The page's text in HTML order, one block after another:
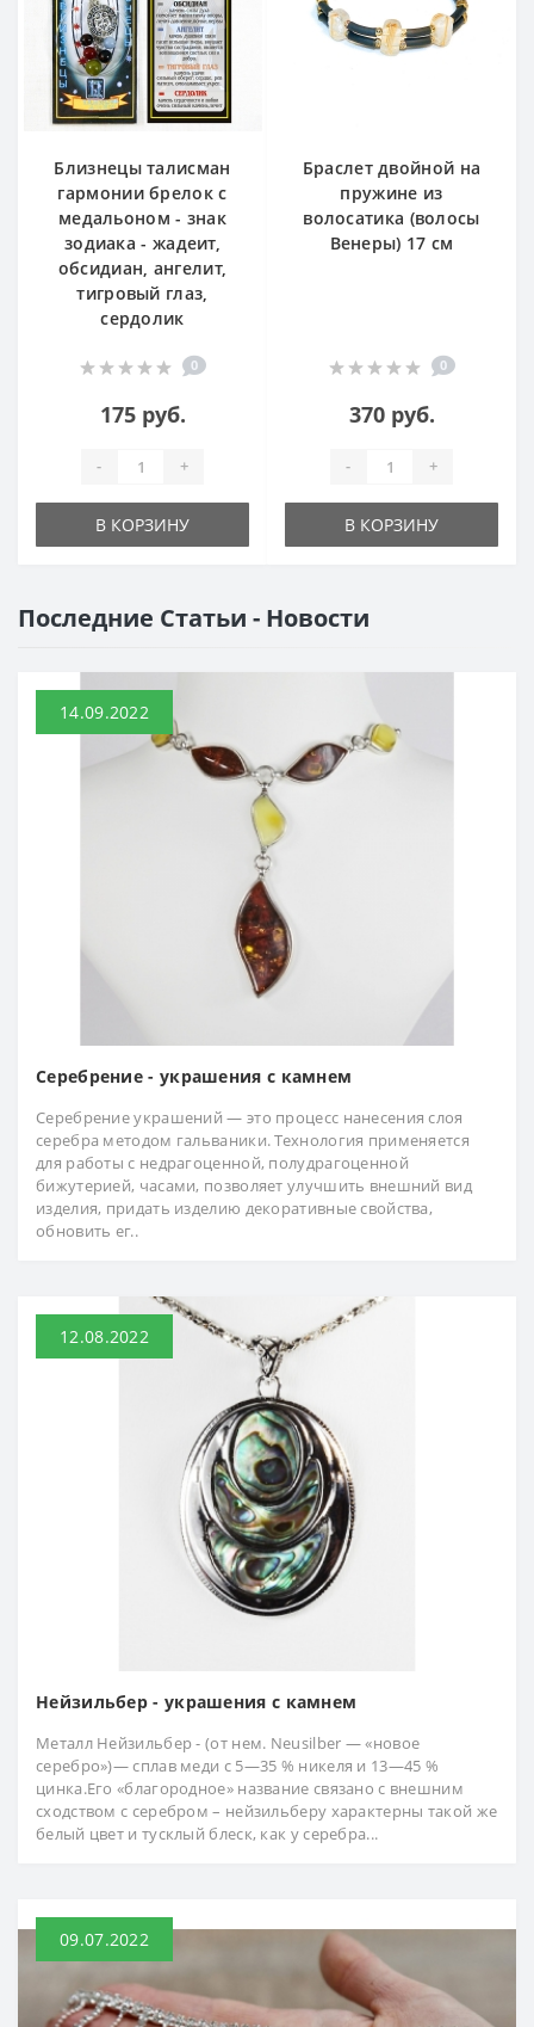
Близнецы талисман
гармонии брелок с
медальоном - знак
зодиака - жадеит,
обсидиан, ангелит,
тигровый глаз,
сердолик
0
175 руб.
- +
В КОРЗИНУ
Браслет двойной на
пружине из
волосатика (волосы
Венеры) 17 см
0
370 руб.
- +
В КОРЗИНУ
Последние Статьи - Новости
14.09.2022
Серебрение - украшения с камнем
Серебрение украшений — это процесс нанесения слоя
серебра методом гальваники. Технология применяется
для работы с недрагоценной, полудрагоценной
бижутерией, часами, позволяет улучшить внешний вид
изделия, придать изделию декоративные свойства,
обновить ег..
12.08.2022
Нейзильбер - украшения с камнем
Металл Нейзильбер - (от нем. Neusilber — «новое
серебро»)— сплав меди с 5—35 % никеля и 13—45 %
цинка.Его «благородное» название связано с внешним
сходством с серебром – нейзильберу характерны такой же
белый цвет и тусклый блеск, как у серебра...
09.07.2022